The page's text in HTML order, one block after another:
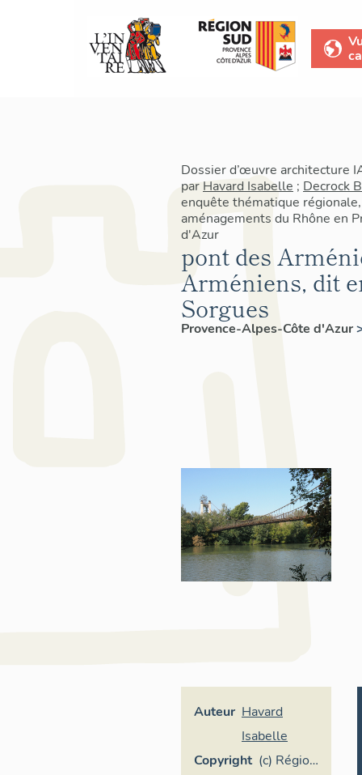
Dossier d’œuvre architecture
par Havard Isabelle ; Decrock
enquête thématique
aménagements du Rhône en
d'Azur
pont des
Arméniens, dit
Sorgues
Provence-Alpes-Côte d'Azur
Auteur Havard
Isabelle
Copyright (c) Région